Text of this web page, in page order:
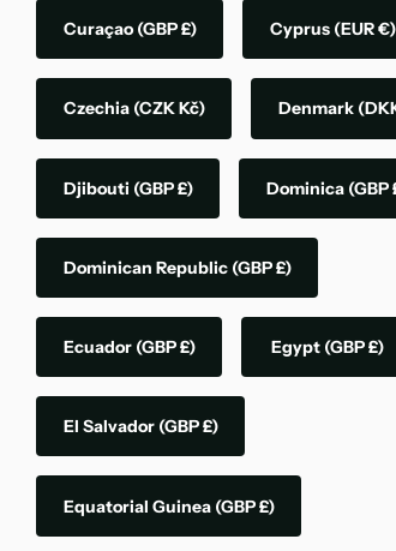
Curaçao(GBP £) Cyprus (EUR €)
Czechia (CZK Kč) Denmark
Djibouti (GBP £) Dominica (GBP
Dominican Republic (GBP £)
Ecuador (GBP £) Egypt (GBP £)
El Salvador (GBP £)
Equatorial Guinea (GBP £)